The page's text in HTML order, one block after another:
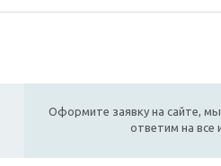
Оформите заявку на сайте,
ответим на все